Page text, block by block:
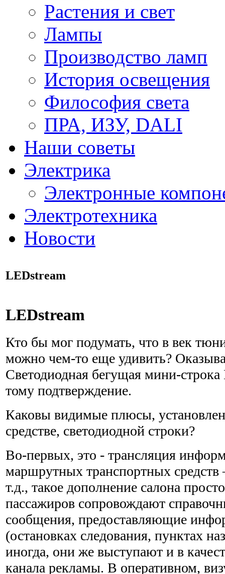
Растения и свет
Лампы
Производство ламп
История освещения
Философия света
ПРА, ИЗУ, DALI
Наши советы
Электрика
Электронные
Электротехника
Новости
LEDstream
LEDstream
Кто бы мог подумать, что в век
можно чем-то еще удивить?
Светодиодная бегущая мини-
тому подтверждение.
Каковы видимые плюсы,
средстве, светодиодной строки?
Во-первых, это - трансляция
маршрутных транспортных средств
т.д., такое дополнение салона
пассажиров сопровождают
сообщения, предоставляющие
(остановках следования, пунктах
иногда, они же выступают и в
канала рекламы. В оперативном,